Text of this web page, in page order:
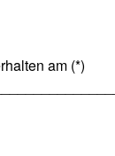
am (*)